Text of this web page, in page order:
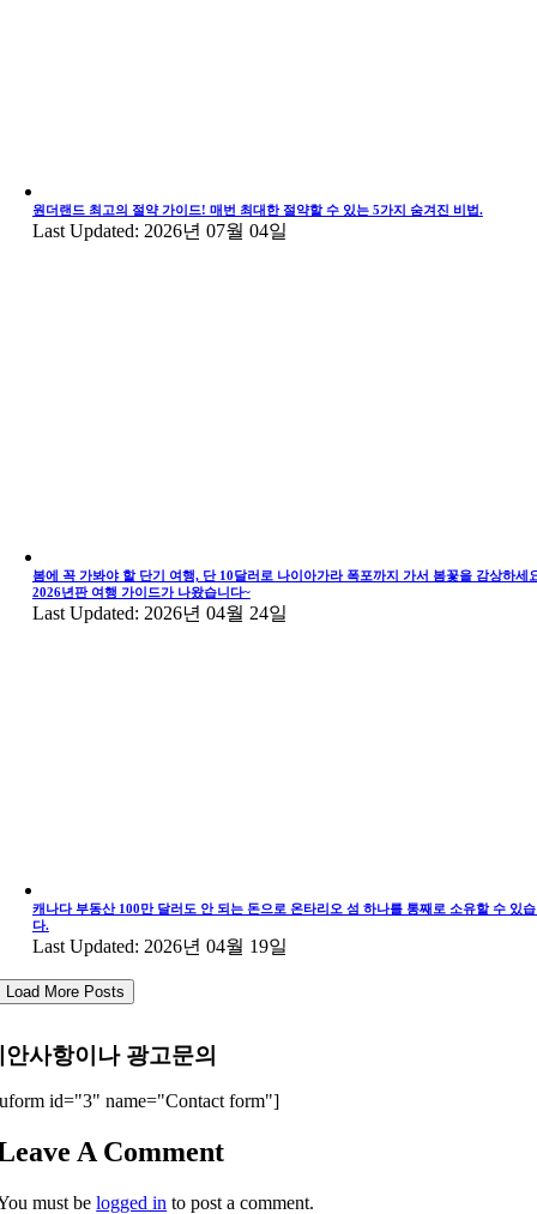
원더랜드 최고의 절약 가이드! 매번 최대한 절약할 수 있는 5가지 숨겨진 비법.
Last Updated: 2026년 07월 04일
봄에 꼭 가봐야 할 단기 여행, 단 10달러로 나이아가라 폭포까지 가서 봄꽃을 감상하세
2026년판 여행 가이드가 나왔습니다~
Last Updated: 2026년 04월 24일
캐나다 부동산 100만 달러도 안 되는 돈으로 온타리오 섬 하나를 통째로 소유할 수 있
다.
Last Updated: 2026년 04월 19일
Load More Posts
안사항이나 광고문의
id="3" name="Contact form"]
A Comment
must belogged in to post a comment.